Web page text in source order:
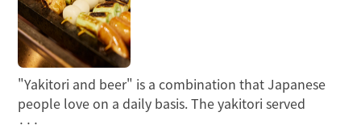
"Yakitori and beer" is a combination that Japanese
people love on a daily basis. The yakitori served
···